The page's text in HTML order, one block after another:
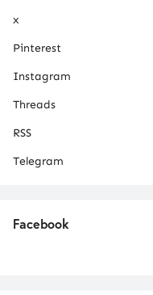
x
Pinterest
Instagram
Threads
RSS
Telegram
Facebook